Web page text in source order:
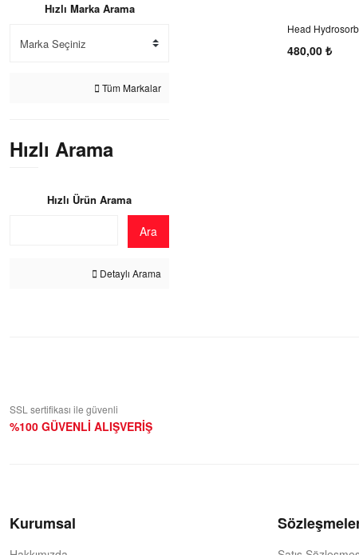
Hızlı Marka Arama
Tüm Markalar
Hızlı Arama
Hızlı Ürün Arama
Ara
Detaylı Arama
Head
480,00 ₺
SSL sertifikası ile güvenli
%100 GÜVENLİ ALIŞVERİŞ
Kurumsal